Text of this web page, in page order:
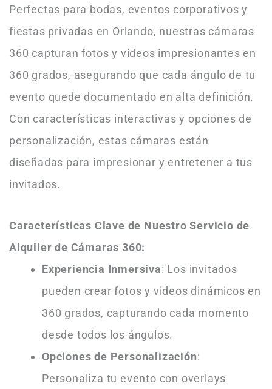
Perfectas para bodas, eventos corporativos y
fiestas privadas en Orlando, nuestras cámaras
360 capturan fotos y videos impresionantes en
360 grados, asegurando que cada ángulo de tu
evento quede documentado en alta definición.
Con características interactivas y opciones de
personalización, estas cámaras están
diseñadas para impresionar y entretener a tus
invitados.
Características Clave de Nuestro Servicio de
Alquiler de Cámaras 360:
Experiencia Inmersiva: Los invitados
pueden crear fotos y videos dinámicos en
360 grados, capturando cada momento
desde todos los ángulos.
Opciones de Personalización:
Personaliza tu evento con overlays